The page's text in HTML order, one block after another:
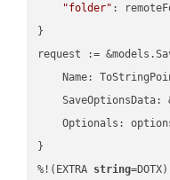
"folder" :
}
request :=
Name:
SaveOptionsData:
Optionals:
}
%!(EXTRA string=DOTX)